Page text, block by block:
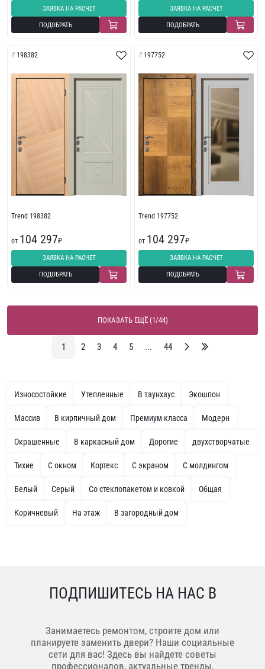
ЗАЯВКА НА РАСЧЕТ
ПОДОБРАТЬ
ЗАЯВКА НА РАСЧЕТ
ПОДОБРАТЬ
198382
Trend 198382
от 104 297₽
ЗАЯВКА НА РАСЧЕТ
ПОДОБРАТЬ
197752
Trend 197752
от 104 297₽
ЗАЯВКА НА РАСЧЕТ
ПОДОБРАТЬ
ПОКАЗАТЬ ЕЩЁ (1/44)
1 2 3 4 5 ... 44
Износостойкие Утепленные В таунхаус Экошпон
Массив В кирпичный дом Премиум класса Модерн
Окрашенные В каркасный дом Дорогие двухстворчатые
Тихие С окном Кортекс С экраном С молдингом
Белый Серый Со стеклопакетом и ковкой Общая
Коричневый На этаж В загородный дом
ПОДПИШИТЕСЬ НА НАС В
Занимаетесь ремонтом, строите дом или
планируете заменить двери? Наши социальные
сети для вас! Здесь вы найдете советы
профессионалов, актуальные тренды,